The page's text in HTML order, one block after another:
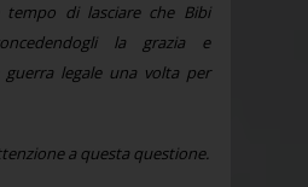
di lasciare che Bibi
la grazia e
legale una volta per
a questa questione.